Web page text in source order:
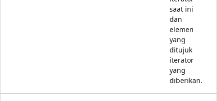
saat ini
dan
elemen
yang
ditujuk
iterator
yang
diberikan.